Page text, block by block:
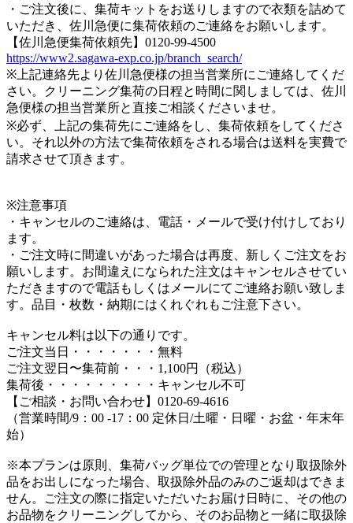
・ご注文後に、集荷キットをお送りしますので衣類を詰めて
いただき、佐川急便に集荷依頼のご連絡をお願いします。
【佐川急便集荷依頼先】0120-99-4500
https://www2.sagawa-exp.co.jp/branch_search/
※上記連絡先より佐川急便様の担当営業所にご連絡してくだ
さい。クリーニング集荷の日程と時間に関しましては、佐川
急便様の担当営業所と直接ご相談くださいませ。
※必ず、上記の集荷先にご連絡をし、集荷依頼をしてくださ
い。それ以外の方法で集荷依頼をされる場合は送料を実費で
請求させて頂きます。
※注意事項
・キャンセルのご連絡は、電話・メールで受け付けしており
ます。
・ご注文時に間違いがあった場合は再度、新しくご注文をお
願いします。お間違えになられた注文はキャンセルさせてい
ただきますので電話もしくはメールにてご連絡お願い致しま
す。品目・枚数・納期にはくれぐれもご注意下さい。
キャンセル料は以下の通りです。
ご注文当日・・・・・・・無料
ご注文翌日〜集荷前・・・1,100円（税込）
集荷後・・・・・・・・・キャンセル不可
【ご相談・お問い合わせ】0120-69-4616
（営業時間/9：00 -17：00 定休日/土曜・日曜・お盆・年末年
始）
※本プランは原則、集荷バッグ単位での管理となり取扱除外
品をお出しになった場合、取扱除外品のみのご返却はできま
せん。ご注文の際に指定いただいたお届け日時に、その他の
お品物をクリーニングしてから、そのお品物と一緒に取扱除